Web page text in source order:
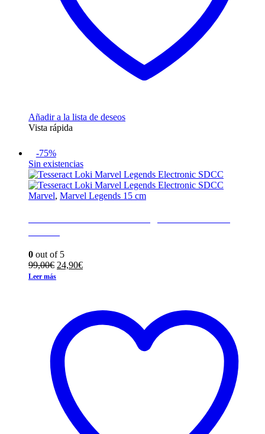
Añadir a la lista de deseos
Vista rápida
-75%
Sin existencias
Marvel, Marvel Legends 15 cm
0 out of 5
99,00€ El
24,90€El
Leer más